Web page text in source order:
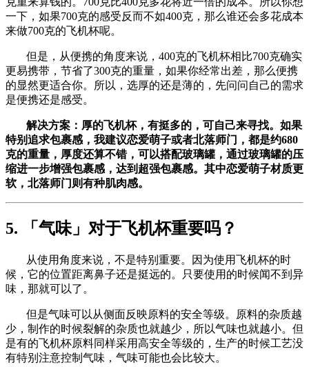
一下，如果700克的感受反而不如400克，那么谁还会多花成本
来做700克的飞机杯呢。
但是，从便携的角度来说，400克的飞机杯相比700克确实
更易携带，节省了300克的重量，如果你经常出差，那么便携
的显然更适合你。所以，选厚的还是薄的，先问问自己的需求
是便携还是感受。
解决方案：厚的飞机杯，有挺多的，可自己来寻找。如果
特别追求包裹感，我建议恋爱萌子或者北落师门，都是约680
克的重量，厚度还算不错，可以搭配玻璃罐，通过玻璃罐的压
缩进一步增强包裹感，达到超强包裹感。其中恋爱萌子材质更
软，北落师门则有种肌肉感。
5. 「气味」对于飞机杯重要吗？
从使用角度来说，不是特别重要。因为使用飞机杯的时
候，它的位置距离鼻子还是挺远的。只要使用的时候闻不到异
味，那就可以了。
但是气味可以从侧面反映原料的安全等级。原料的杂质越
少，制作的时候裂解的杂质也就越少，所以气味也就越小。但
是有的飞机杯原料同样采用高安全等级的，生产的时候工艺没
有特别注意控制气味，气味可能也会比较大。